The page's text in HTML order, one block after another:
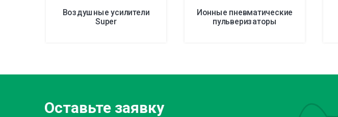
Воздушные усилители
Super
Ионные пневматические
пульверизаторы
Оставьте заявку